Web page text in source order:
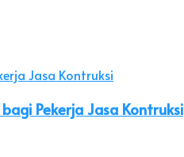
Pekerja Jasa Kontruksi